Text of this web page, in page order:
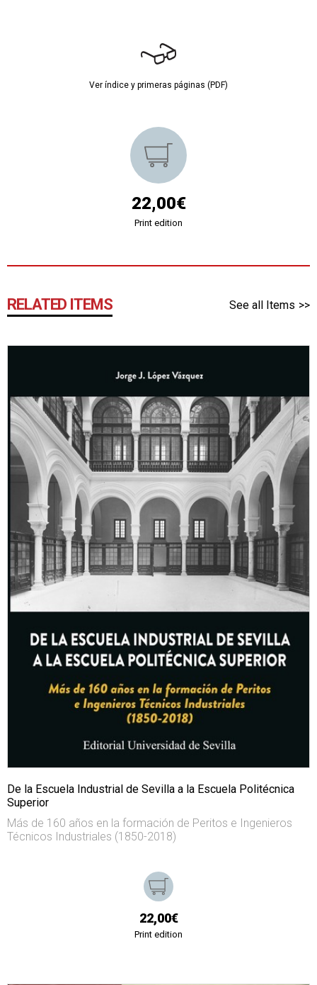
Ver índice y primeras páginas (PDF)
22,00€
Print edition
RELATED ITEMS See all Items
De la Escuela Industrial de Sevilla a la Escuela Politécnica
Superior
Más de 160 años en la formación de Peritos e Ingenieros
Técnicos Industriales (1850-2018)
22,00€
Print edition